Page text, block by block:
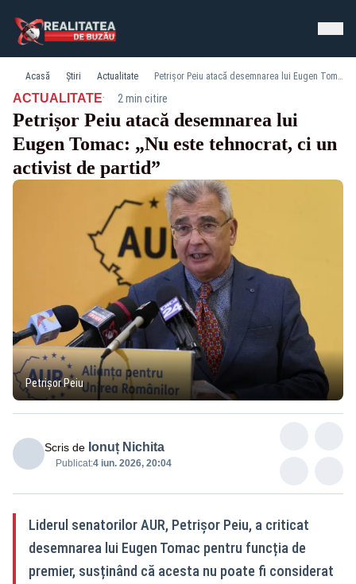
Acasă Știri Actualitate Petrișor Peiu atacă desemnarea lui Eugen Tomac: „Nu este tehnocrat, ci un activist de partid”
ACTUALITATE· 2 min citire
Petrișor Peiu atacă desemnarea lui
Eugen Tomac: „Nu este tehnocrat, ci un
activist de partid”
Petrișor Peiu
Scris de Ionuț Nichita
Publicat:4 iun. 2026, 20:04
Liderul senatorilor AUR, Petrișor Peiu, a criticat
desemnarea lui Eugen Tomac pentru funcția de
premier, susținând că acesta nu poate fi considerat